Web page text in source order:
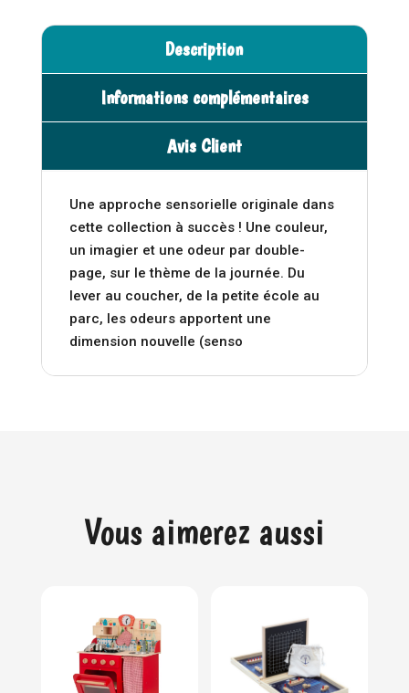
Description
Informations complémentaires
Avis Client
Une approche sensorielle originale dans
cette collection à succès ! Une couleur,
un imagier et une odeur par double-
page, sur le thème de la journée. Du
lever au coucher, de la petite école au
parc, les odeurs apportent une
dimension nouvelle (senso
Vous aimerez aussi